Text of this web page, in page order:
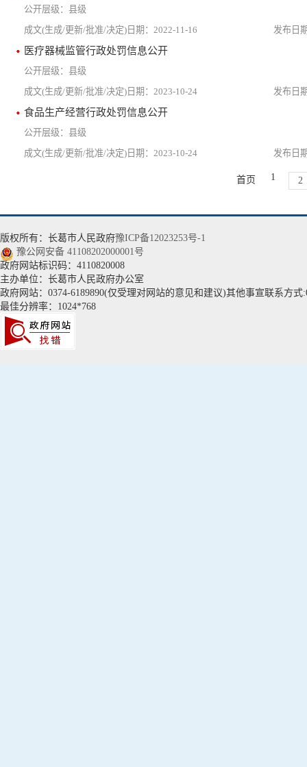
县级
2022-11-16
医疗器械监管行政处罚信息公开
县级
2023-10-24
食品生产经营行政处罚信息公开
县级
2023-10-24
首页 1 2
版权所有：长葛市人民政府豫ICP备12023253号-1
豫公网安备 41108202000001号
政府网站标识码：4110820008
主办单位：长葛市人民政府办公室
政府网站：0374-6189890(仅受理对网站的意见和建议)其他事宣联系方式
最佳分辨率：1024*768